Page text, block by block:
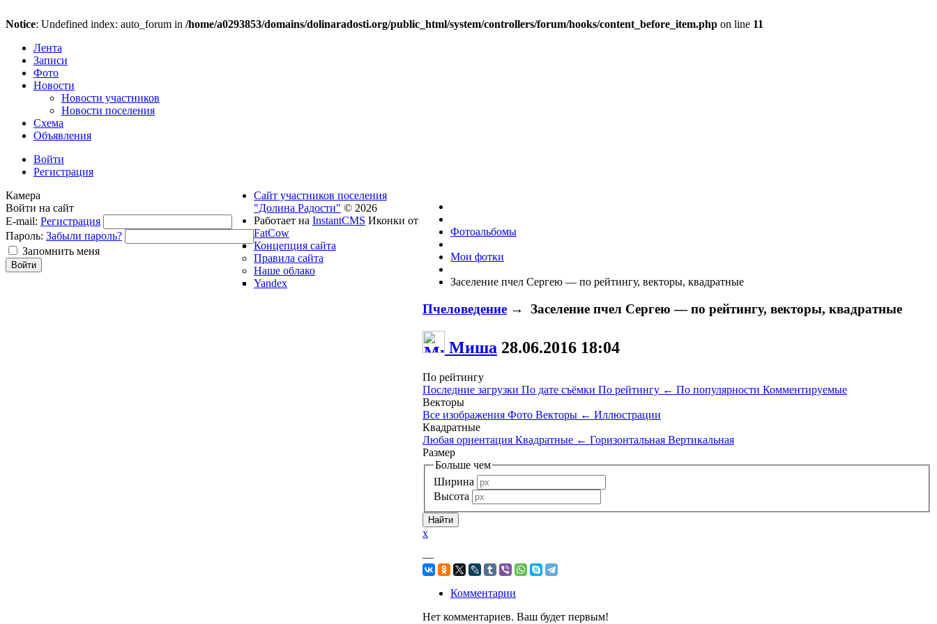
Notice: Undefined index: auto_forum in /home/a0293853/domains/dolinaradosti.org/public_html/system/controllers/forum/hooks/content_before_item.php on line 11
Лента
Записи
Фото
Новости
Новости участников
Новости поселения
Схема
Объявления
Войти
Регистрация
Фотоальбомы
Мои фотки
Заселение пчел Сергею — по рейтингу, векторы, квадратные
Пчеловедение → Заселение пчел Сергею — по рейтингу, векторы, квадратные
Миша 28.06.2016 18:04
По рейтингу
Последние загрузки По дате съёмки По рейтингу ← По популярности Комментируемые
Векторы
Все изображения Фото Векторы ← Иллюстрации
Квадратные
Любая ориентация Квадратные ← Горизонтальная Вертикальная
Размер
Больше чем
Ширина
Высота
x
—
Комментарии
Нет комментариев. Ваш будет первым!
Камера
Войти на сайт
E-mail: Регистрация
Пароль: Забыли пароль?
Запомнить меня
Сайт участников поселения
"Долина Радости" © 2026
Работает на InstantCMS Иконки от
FatCow
Концепция сайта
Правила сайта
Наше облако
Yandex